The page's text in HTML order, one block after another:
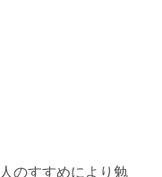
のすすめにより勉